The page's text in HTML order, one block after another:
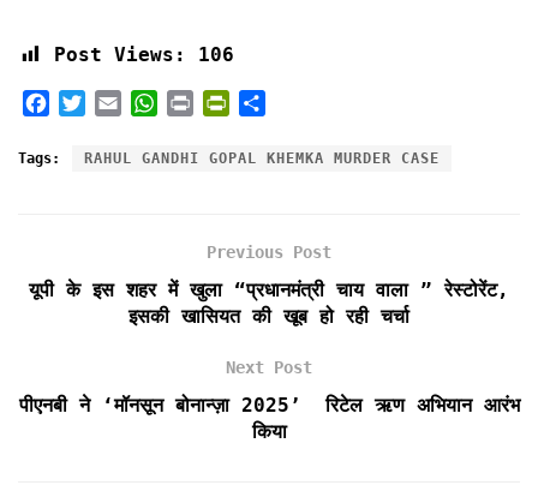
Post Views: 106
c
k
i
a
a
p
i
i
r
i
e
d
l
a
Tags: RAHUL GANDHI GOPAL KHEMKA MURDER CASE
Previous Post
यूपी के इस शहर में खुला “प्रधानमंत्री चाय वाला ” रेस्टोरेंट,
इसकी खासियत की खूब हो रही चर्चा
Next Post
पीएनबी ने ‘मॉनसून बोनान्ज़ा 2025’ रिटेल ऋण अभियान आरंभ
किया